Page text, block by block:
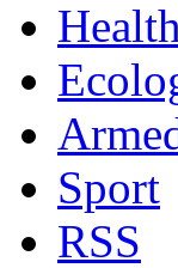
Sport
RSS